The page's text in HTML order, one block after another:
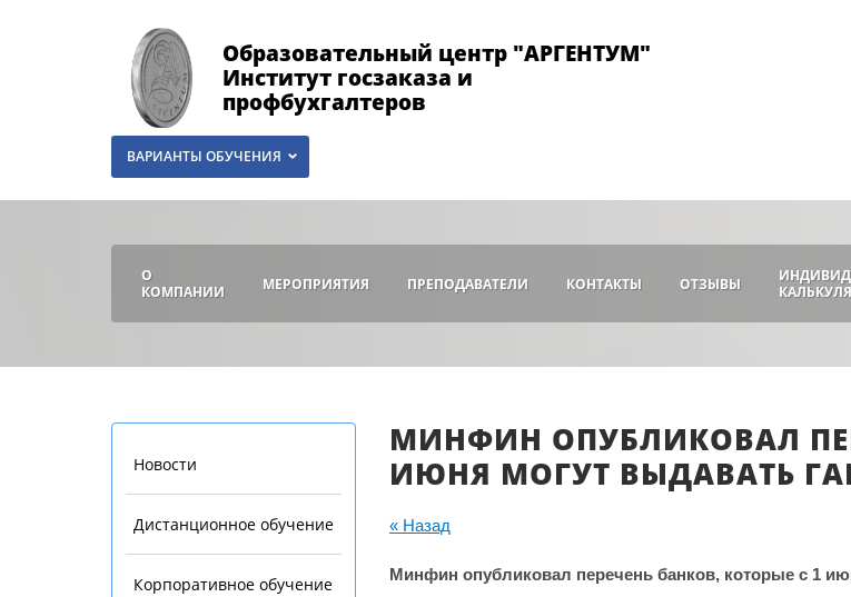
Образовательный центр "АРГЕНТУМ"
Институт госзаказа и
профбухгалтеров
ВАРИАНТЫ ОБУЧЕНИЯ
О
КОМПАНИИ
МЕРОПРИЯТИЯ ПРЕПОДАВАТЕЛИ КОНТАКТЫ ОТЗЫВЫ
Новости
Дистанционное обучение
Корпоративное обучение
МИНФИН ОПУБЛИКОВАЛ
ИЮНЯ МОГУТ ВЫДАВАТЬ
« Назад
Минфин опубликовал перечень банков, которые с 1